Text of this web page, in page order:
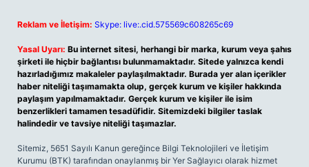
Reklam ve İletişim: Skype: live:.cid.575569c608265c69
Yasal Uyarı: Bu internet sitesi, herhangi bir marka, kurum veya şahıs
şirketi ile hiçbir bağlantısı bulunmamaktadır. Sitede yalnızca kendi
hazırladığımız makaleler paylaşılmaktadır. Burada yer alan içerikler
haber niteliği taşımamakta olup, gerçek kurum ve kişiler hakkında
paylaşım yapılmamaktadır. Gerçek kurum ve kişiler ile isim
benzerlikleri tamamen tesadüfidir. Sitemizdeki bilgiler taslak
halindedir ve tavsiye niteliği taşımazlar.
Sitemiz, 5651 Sayılı Kanun gereğince Bilgi Teknolojileri ve İletişim
Kurumu (BTK) tarafından onaylanmış bir Yer Sağlayıcı olarak hizmet